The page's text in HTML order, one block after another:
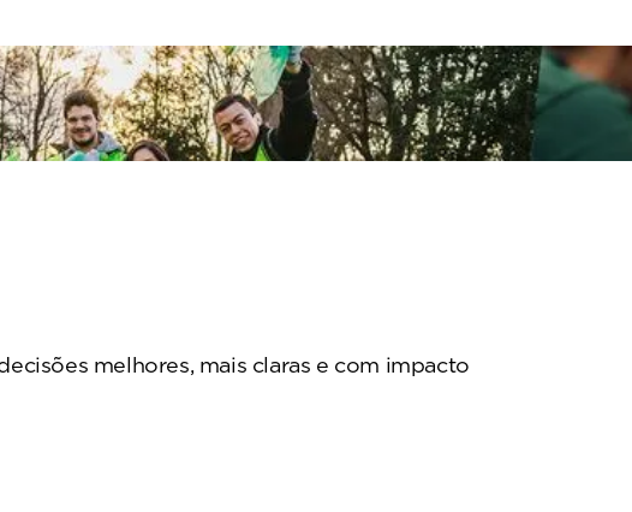
melhores, mais claras e com impacto